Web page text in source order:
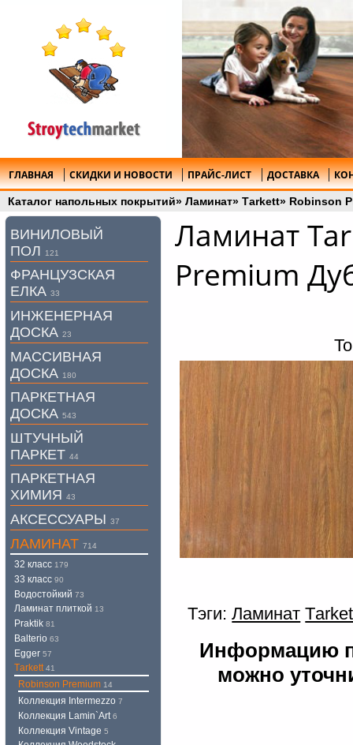
ГЛАВНАЯ СКИДКИ И НОВОСТИ ПРАЙС-ЛИСТ ДОСТАВКА
Каталог напольных покрытий» Ламинат» Tаrkett» Robinson
Ламинат
Premium
Тэги:Ламинат
Информацию
можно
ВИНИЛОВЫЙ
ПОЛ
121
ФРАНЦУЗСКАЯ
ЕЛКА 33
ИНЖЕНЕРНАЯ
ДОСКА 23
МАССИВНАЯ
ДОСКА 180
ПАРКЕТНАЯ
ДОСКА 543
ШТУЧНЫЙ
ПАРКЕТ 44
ПАРКЕТНАЯ
ХИМИЯ 43
АКСЕССУАРЫ 37
ЛАМИНАТ 714
32 класс 179
33 класс 90
Водостойкий 73
Ламинат плиткой 13
Praktik 81
Balterio 63
Egger 57
Tаrkett41
Robinson Premium 14
Коллекция Intermezzo 7
Коллекция Lamin`Art 6
Коллекция Vintage 5